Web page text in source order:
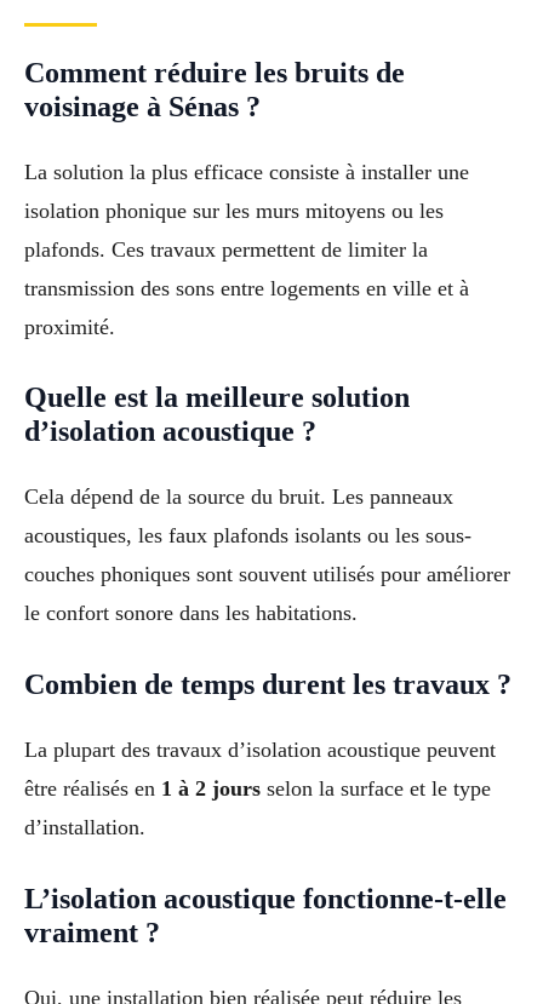
Comment réduire les bruits de
voisinage à Sénas ?
La solution la plus efficace consiste à installer une
isolation phonique sur les murs mitoyens ou les
plafonds. Ces travaux permettent de limiter la
transmission des sons entre logements en ville et à
proximité.
Quelle est la meilleure solution
d’isolation acoustique ?
Cela dépend de la source du bruit. Les panneaux
acoustiques, les faux plafonds isolants ou les sous-
couches phoniques sont souvent utilisés pour améliorer
le confort sonore dans les habitations.
Combien de temps durent les travaux ?
La plupart des travaux d’isolation acoustique peuvent
être réalisés en 1 à 2 jours selon la surface et le type
d’installation.
L’isolation acoustique fonctionne-t-elle
vraiment ?
Oui, une installation bien réalisée peut réduire les